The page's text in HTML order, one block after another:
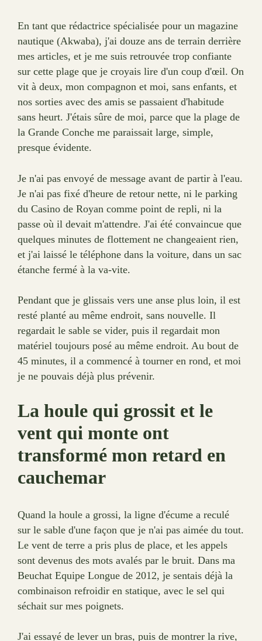
En tant que rédactrice spécialisée pour un magazine
nautique (Akwaba), j'ai douze ans de terrain derrière
mes articles, et je me suis retrouvée trop confiante
sur cette plage que je croyais lire d'un coup d'œil. On
vit à deux, mon compagnon et moi, sans enfants, et
nos sorties avec des amis se passaient d'habitude
sans heurt. J'étais sûre de moi, parce que la plage de
la Grande Conche me paraissait large, simple,
presque évidente.
Je n'ai pas envoyé de message avant de partir à l'eau.
Je n'ai pas fixé d'heure de retour nette, ni le parking
du Casino de Royan comme point de repli, ni la
passe où il devait m'attendre. J'ai été convaincue que
quelques minutes de flottement ne changeaient rien,
et j'ai laissé le téléphone dans la voiture, dans un sac
étanche fermé à la va-vite.
Pendant que je glissais vers une anse plus loin, il est
resté planté au même endroit, sans nouvelle. Il
regardait le sable se vider, puis il regardait mon
matériel toujours posé au même endroit. Au bout de
45 minutes, il a commencé à tourner en rond, et moi
je ne pouvais déjà plus prévenir.
La houle qui grossit et le
vent qui monte ont
transformé mon retard en
cauchemar
Quand la houle a grossi, la ligne d'écume a reculé
sur le sable d'une façon que je n'ai pas aimée du tout.
Le vent de terre a pris plus de place, et les appels
sont devenus des mots avalés par le bruit. Dans ma
Beuchat Equipe Longue de 2012, je sentais déjà la
combinaison refroidir en statique, avec le sel qui
séchait sur mes poignets.
J'ai essayé de lever un bras, puis de montrer la rive,